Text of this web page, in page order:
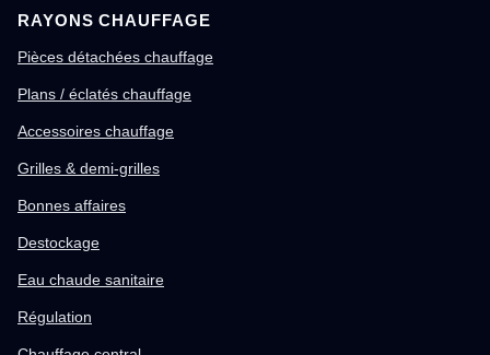
RAYONS CHAUFFAGE
Pièces détachées chauffage
Plans / éclatés chauffage
Accessoires chauffage
Grilles & demi-grilles
Bonnes affaires
Destockage
Eau chaude sanitaire
Régulation